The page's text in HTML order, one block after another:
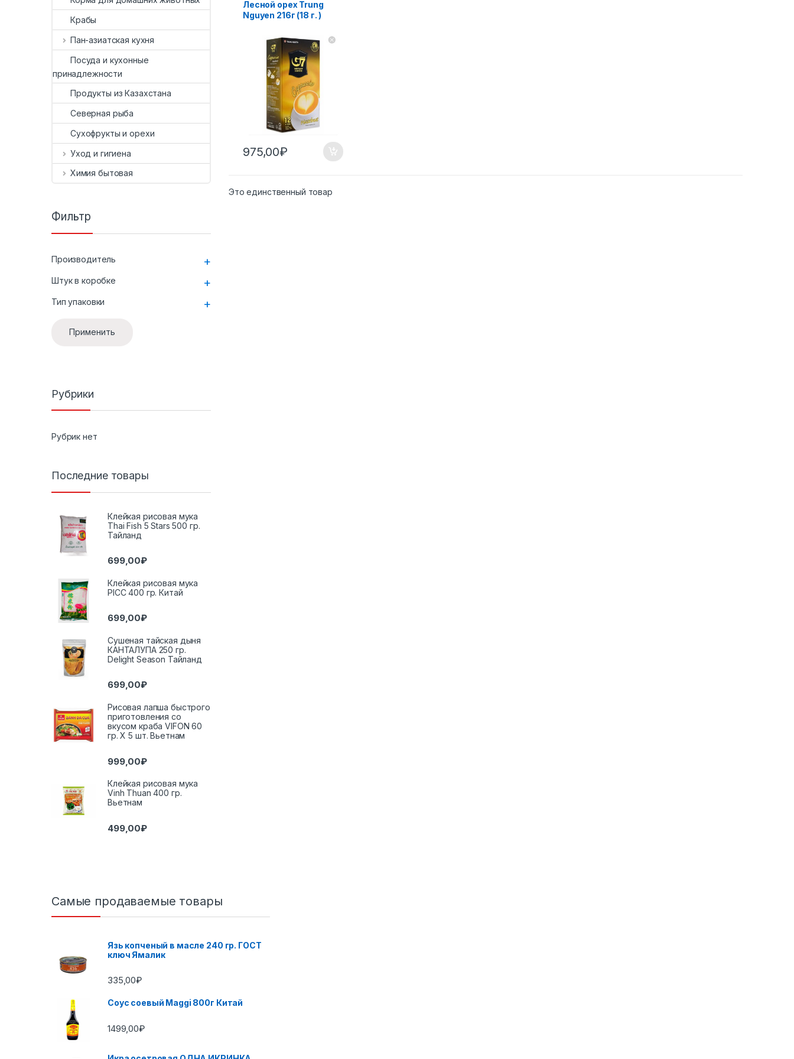
Лесной орех Trung
Nguyen 216г (18 г. )
975,00₽
Это единственный товар
Крабы
Пан-азиатская кухня
Посуда и кухонные
принадлежности
Продукты из Казахстана
Северная рыба
Сухофрукты и орехи
Уход и гигиена
Химия бытовая
Фильтр
Производитель +
Штук в коробке +
Тип упаковки +
Применить
Рубрики
Рубрик нет
Последние товары
Клейкая рисовая мука
Thai Fish 5 Stars 500 гр.
Тайланд
699,00₽
Клейкая рисовая мука
PICC 400 гр. Китай
699,00₽
Сушеная тайская дыня
КАНТАЛУПА 250 гр.
Delight Season Тайланд
699,00₽
Рисовая лапша быстрого
приготовления со
вкусом краба VIFON 60
гр. Х 5 шт. Вьетнам
999,00₽
Клейкая рисовая мука
Vinh Thuan 400 гр.
Вьетнам
499,00₽
Самые продаваемые товары
Язь копченый в масле 240 гр. ГОСТ
ключ Ямалик
335,00₽
Соус соевый Maggi 800г Китай
1499,00₽